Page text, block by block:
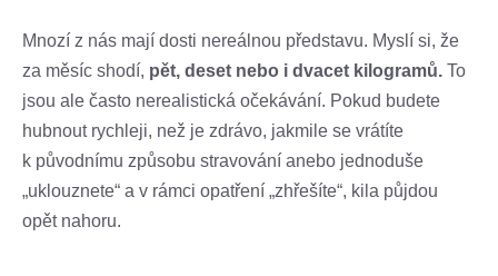
Mnozí z nás mají dosti nereálnou představu. Myslí si, že
za měsíc shodí, pět, deset nebo i dvacet kilogramů. To
jsou ale často nerealistická očekávání. Pokud budete
hubnout rychleji, než je zdrávo, jakmile se vrátíte
k původnímu způsobu stravování anebo jednoduše
„uklouznete“ a v rámci opatření „zhřešíte“, kila půjdou
opět nahoru.